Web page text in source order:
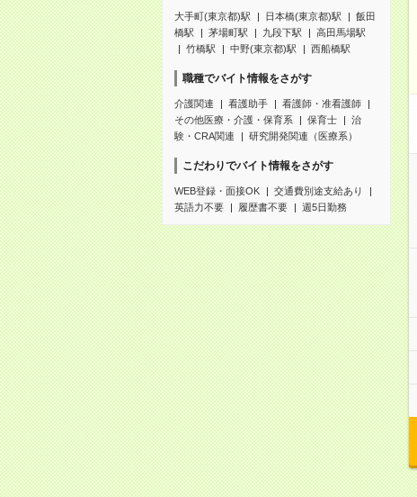
大手町(東京都)駅 日本橋(東京都)駅
飯田
橋駅
茅場町駅 九段下駅
高田馬場駅
竹橋駅
中野(東京都)駅 西船橋駅
職種でバイト情報をさがす
介護関連 看護助手
看護師・准看護師
その他医療・介護・保育系
保育士
治
験・CRA関連
研究開発関連（医療系）
こだわりでバイト情報をさがす
WEB登録・面接OK
交通費別途支給あり
英語力不要
履歴書不要 週5日勤務